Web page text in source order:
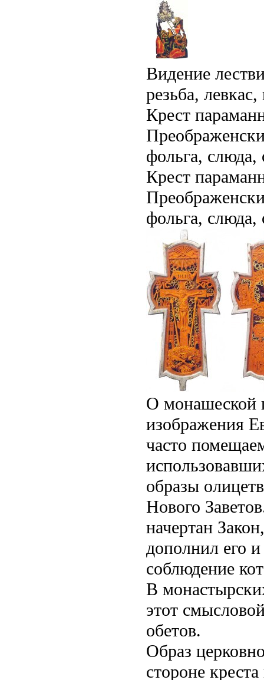
Видение
резьба,
Крест
фольга, слюда,
Крест
фольга, слюда,
О монашеской
изображения
часто
образы
Нового
начертан
дополнил его
соблюдение
В
этот
обетов.
Образ
стороне